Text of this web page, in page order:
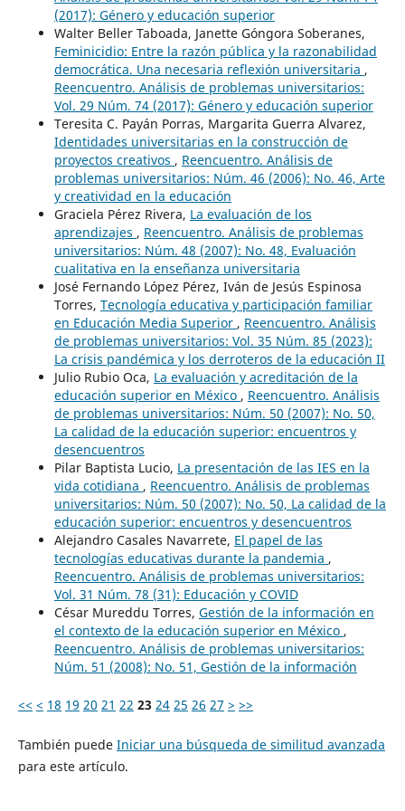
(2017): Género y educación superior
Walter Beller Taboada, Janette Góngora Soberanes,
Feminicidio: Entre la razón pública y la razonabilidad
democrática. Una necesaria reflexión universitaria ,
Reencuentro. Análisis de problemas universitarios:
Vol. 29 Núm. 74 (2017): Género y educación superior
Teresita C. Payán Porras, Margarita Guerra Alvarez,
Identidades universitarias en la construcción de
proyectos creativos , Reencuentro. Análisis de
problemas universitarios: Núm. 46 (2006): No. 46, Arte
y creatividad en la educación
Graciela Pérez Rivera, La evaluación de los
aprendizajes , Reencuentro. Análisis de problemas
universitarios: Núm. 48 (2007): No. 48, Evaluación
cualitativa en la enseñanza universitaria
José Fernando López Pérez, Iván de Jesús Espinosa
Torres, Tecnología educativa y participación familiar
en Educación Media Superior , Reencuentro. Análisis
de problemas universitarios: Vol. 35 Núm. 85 (2023):
La crisis pandémica y los derroteros de la educación II
Julio Rubio Oca, La evaluación y acreditación de la
educación superior en México , Reencuentro. Análisis
de problemas universitarios: Núm. 50 (2007): No. 50,
La calidad de la educación superior: encuentros y
desencuentros
Pilar Baptista Lucio, La presentación de las IES en la
vida cotidiana , Reencuentro. Análisis de problemas
universitarios: Núm. 50 (2007): No. 50, La calidad de la
educación superior: encuentros y desencuentros
Alejandro Casales Navarrete, El papel de las
tecnologías educativas durante la pandemia ,
Reencuentro. Análisis de problemas universitarios:
Vol. 31 Núm. 78 (31): Educación y COVID
César Mureddu Torres, Gestión de la información en
el contexto de la educación superior en México ,
Reencuentro. Análisis de problemas universitarios:
Núm. 51 (2008): No. 51, Gestión de la información
<< < 18 19 20 21 22 23 24 25 26 27 > >>
También puede Iniciar una búsqueda de similitud avanzada
para este artículo.